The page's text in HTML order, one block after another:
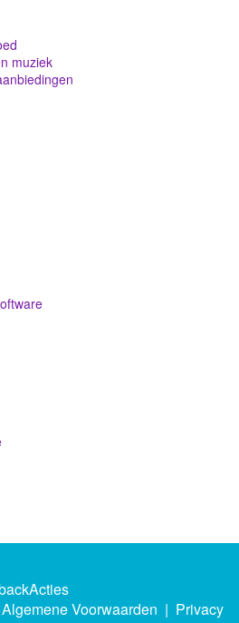
muziek
Algemene Voorwaarden | Privacy